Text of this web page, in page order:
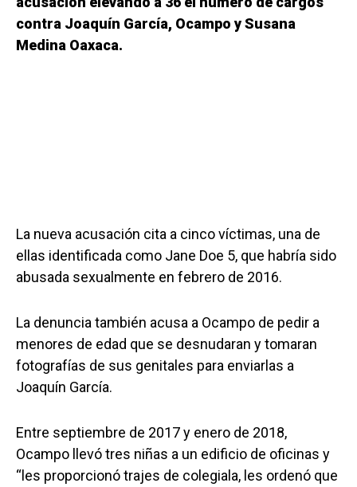
contra Joaquín García, Ocampo y Susana
Medina Oaxaca.
La nueva acusación cita a cinco víctimas, una de
ellas identificada como Jane Doe 5, que habría sido
abusada sexualmente en febrero de 2016.
La denuncia también acusa a Ocampo de pedir a
menores de edad que se desnudaran y tomaran
fotografías de sus genitales para enviarlas a
Joaquín García.
Entre septiembre de 2017 y enero de 2018,
Ocampo llevó tres niñas a un edificio de oficinas y
“les proporcionó trajes de colegiala, les ordenó que